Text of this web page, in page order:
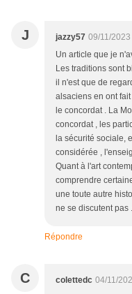
J jazzy57 09/11/2023
Un article que je
Les traditions sont
il n'est que de
alsaciens en ont
le concordat . La
concordat , les
la sécurité sociale,
considérée ,
Quant à l'art
comprendre
une toute autre
ne se discutent pas
Répondre
C colettedc 04/11/